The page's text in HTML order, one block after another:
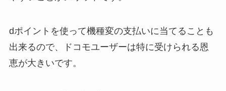
dポイントを使って機種変の支払いに当てることも
出来るので、ドコモユーザーは特に受けられる恩
恵が大きいです。